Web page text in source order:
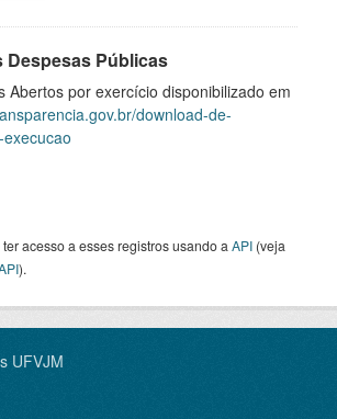
Despesas Públicas
Abertos por exercício disponibilizado em
download-de-
acesso a esses registros usando a API (veja
).
UFVJM